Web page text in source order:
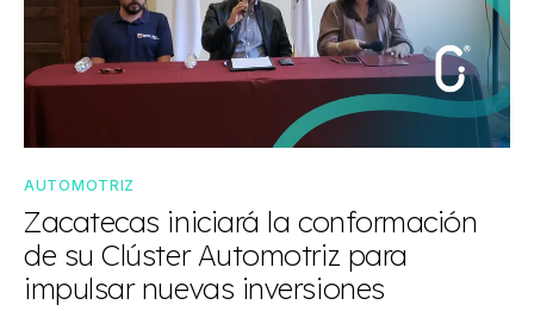
AUTOMOTRIZ
Zacatecas iniciará la conformación
de su Clúster Automotriz para
impulsar nuevas inversiones